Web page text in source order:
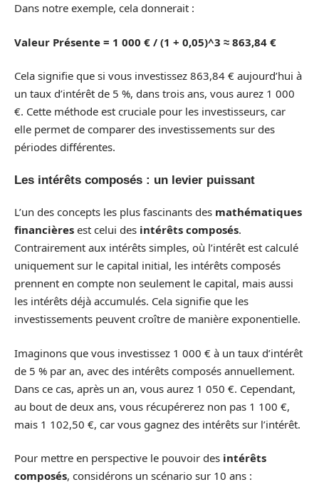
Dans notre exemple, cela donnerait :
Valeur Présente = 1 000 € / (1 + 0,05)^3 ≈ 863,84 €
Cela signifie que si vous investissez 863,84 € aujourd’hui à
un taux d’intérêt de 5 %, dans trois ans, vous aurez 1 000
€. Cette méthode est cruciale pour les investisseurs, car
elle permet de comparer des investissements sur des
périodes différentes.
Les intérêts composés : un levier puissant
L’un des concepts les plus fascinants des mathématiques
financières est celui des intérêts composés.
Contrairement aux intérêts simples, où l’intérêt est calculé
uniquement sur le capital initial, les intérêts composés
prennent en compte non seulement le capital, mais aussi
les intérêts déjà accumulés. Cela signifie que les
investissements peuvent croître de manière exponentielle.
Imaginons que vous investissez 1 000 € à un taux d’intérêt
de 5 % par an, avec des intérêts composés annuellement.
Dans ce cas, après un an, vous aurez 1 050 €. Cependant,
au bout de deux ans, vous récupérerez non pas 1 100 €,
mais 1 102,50 €, car vous gagnez des intérêts sur l’intérêt.
Pour mettre en perspective le pouvoir des intérêts
composés, considérons un scénario sur 10 ans :